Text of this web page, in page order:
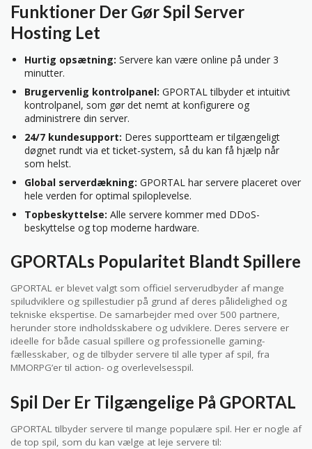
Funktioner Der Gør Spil Server
Hosting Let
Hurtig opsætning: Servere kan være online på under 3
minutter.
Brugervenlig kontrolpanel: GPORTAL tilbyder et intuitivt
kontrolpanel, som gør det nemt at konfigurere og
administrere din server.
24/7 kundesupport: Deres supportteam er tilgængeligt
døgnet rundt via et ticket-system, så du kan få hjælp når
som helst.
Global serverdækning: GPORTAL har servere placeret over
hele verden for optimal spiloplevelse.
Topbeskyttelse: Alle servere kommer med DDoS-
beskyttelse og top moderne hardware.
GPORTALs Popularitet Blandt Spillere
GPORTAL er blevet valgt som officiel serverudbyder af mange
spiludviklere og spillestudier på grund af deres pålidelighed og
tekniske ekspertise. De samarbejder med over 500 partnere,
herunder store indholdsskabere og udviklere. Deres servere er
ideelle for både casual spillere og professionelle gaming-
fællesskaber, og de tilbyder servere til alle typer af spil, fra
MMORPG’er til action- og overlevelsesspil.
Spil Der Er Tilgængelige På GPORTAL
GPORTAL tilbyder servere til mange populære spil. Her er nogle af
de top spil, som du kan vælge at leje servere til: